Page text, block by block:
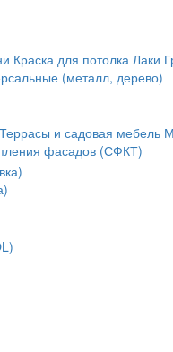
Краска для потолка Лаки
(металл, дерево)
Террасы и садовая мебель
фасадов (СФКТ)